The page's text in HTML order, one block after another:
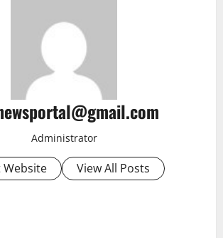
Administrator
Website View All Posts